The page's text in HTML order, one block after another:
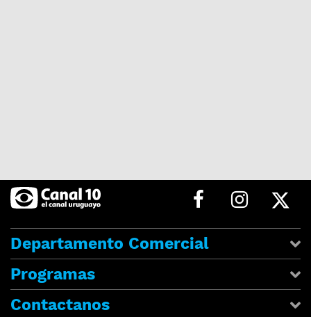
Departamento Comercial
Programas
Contactanos